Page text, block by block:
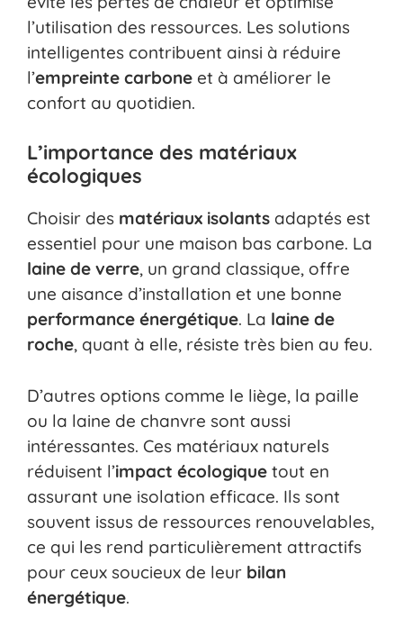
l’utilisation des ressources. Les solutions
intelligentes contribuent ainsi à réduire
l’empreinte carbone et à améliorer le
confort au quotidien.
L’importance des matériaux
écologiques
Choisir des matériaux isolants adaptés est
essentiel pour une maison bas carbone. La
laine de verre, un grand classique, offre
une aisance d’installation et une bonne
performance énergétique. La laine de
roche, quant à elle, résiste très bien au feu.
D’autres options comme le liège, la paille
ou la laine de chanvre sont aussi
intéressantes. Ces matériaux naturels
réduisent l’impact écologique tout en
assurant une isolation efficace. Ils sont
souvent issus de ressources renouvelables,
ce qui les rend particulièrement attractifs
pour ceux soucieux de leur bilan
énergétique.